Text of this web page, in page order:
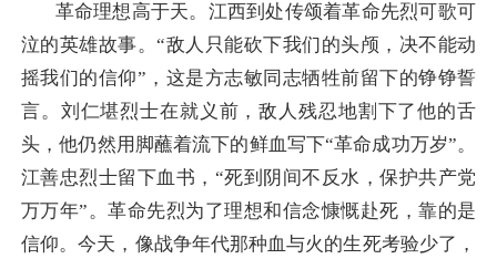
革命理想高于天。江西到处传颂着革命先烈可歌可
泣的英雄故事。“敌人只能砍下我们的头颅，决不能动
摇我们的信仰”，这是方志敏同志牺牲前留下的铮铮誓
言。刘仁堪烈士在就义前，敌人残忍地割下了他的舌
头，他仍然用脚蘸着流下的鲜血写下“革命成功万岁”。
江善忠烈士留下血书，“死到阴间不反水，保护共产党
万万年”。革命先烈为了理想和信念慷慨赴死，靠的是
信仰。今天，像战争年代那种血与火的生死考验少了，